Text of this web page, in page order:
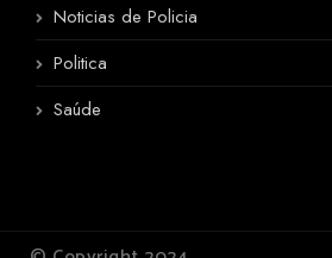
Noticias de Policia
Politica
Saúde